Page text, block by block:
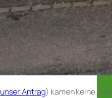
unser Antrag) kamen keine.